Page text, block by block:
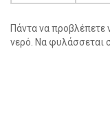
Πάντα να προβλέπετε
νερό. Να φυλάσσεται